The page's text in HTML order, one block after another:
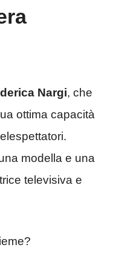
Nargi, che
ottima capacità
modella e una
televisiva e